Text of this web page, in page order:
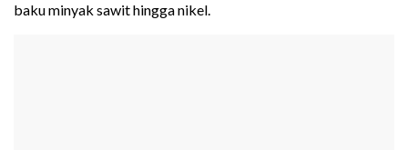
baku minyak sawit hingga nikel.